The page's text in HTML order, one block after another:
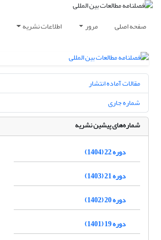
صفحه اصلی مرور اطلاعات نشریه
مقالات آماده انتشار
شماره جاری
شماره‌های پیشین نشریه
دوره 22 (1404)
دوره 21 (1403)
دوره 20 (1402)
دوره 19 (1401)